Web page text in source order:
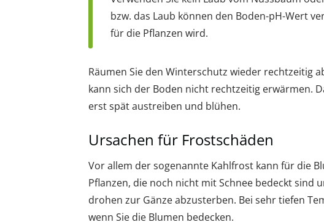
bzw. das Laub können den Boden-pH-Wert
für die Pflanzen wird.
Räumen Sie den Winterschutz wieder rechtzeitig
kann sich der Boden nicht rechtzeitig erwärmen.
erst spät austreiben und blühen.
Ursachen für Frostschäden
Vor allem der sogenannte Kahlfrost kann für die
Pflanzen, die noch nicht mit Schnee bedeckt sind
drohen zur Gänze abzusterben. Bei sehr tiefen
wenn Sie die Blumen bedecken.